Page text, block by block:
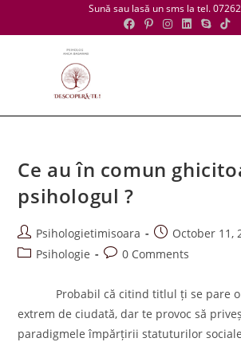
Sună sau lasă un sms la tel.
Ce au în comun
psihologul ?
Post
author:
Psihologietimisoara
Post
published:
October 11,
PostPsihologie
Post0 Comments
Probabil că citind titlul ți se pare o
extrem de ciudată, dar te provoc să
paradigmele împărțirii statuturilor